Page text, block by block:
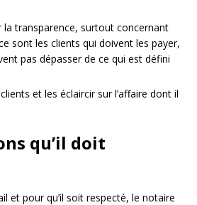
la transparence, surtout concernant
sont les clients qui doivent les payer,
pas dépasser de ce qui est défini
et les éclaircir sur l’affaire dont il
qu’il doit
et pour qu’il soit respecté, le notaire